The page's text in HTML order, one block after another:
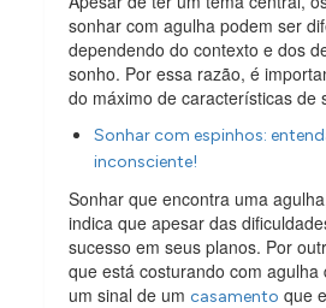
sonhar com agulha podem ser
dependendo do contexto e dos
sonho. Por essa razão, é
do máximo de características de
Sonhar com espinhos:
inconsciente!
Sonhar que encontra uma
indica que apesar das
sucesso em seus planos. Por
que está costurando com
um sinal de umcasamento que